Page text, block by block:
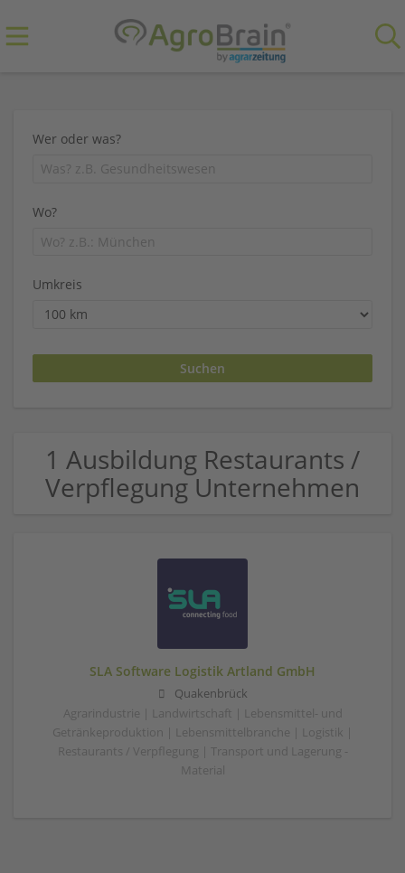
Wer oder was?
Wo?
Umkreis
1 Ausbildung Restaurants /
Verpflegung Unternehmen
SLA Software Logistik Artland GmbH
Quakenbrück
Agrarindustrie | Landwirtschaft | Lebensmittel- und
Getränkeproduktion | Lebensmittelbranche | Logistik |
Restaurants / Verpflegung | Transport und Lagerung -
Material